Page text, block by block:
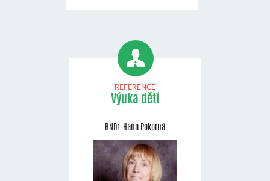
REFERENCE
Výuka dětí
RNDr. Hana Pokorná